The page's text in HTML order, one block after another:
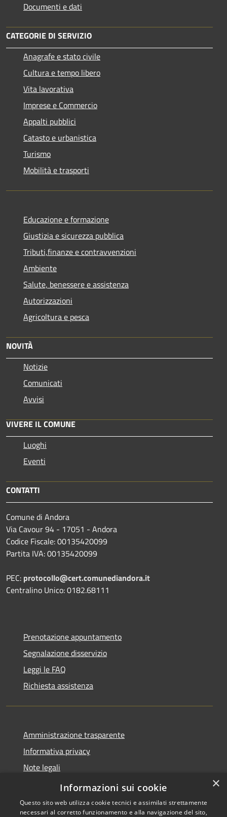
Documenti e dati
CATEGORIE DI SERVIZIO
Anagrafe e stato civile
Cultura e tempo libero
Vita lavorativa
Imprese e Commercio
Appalti pubblici
Catasto e urbanistica
Turismo
Mobilità e trasporti
Educazione e formazione
Giustizia e sicurezza pubblica
Tributi,finanze e contravvenzioni
Ambiente
Salute, benessere e assistenza
Autorizzazioni
Agricoltura e pesca
NOVITÀ
Notizie
Comunicati
Avvisi
VIVERE IL COMUNE
Luoghi
Eventi
CONTATTI
Comune di Andora
Via Cavour 94 - 17051 - Andora
Codice Fiscale: 00135420099
Partita IVA: 00135420099
PEC: protocollo@cert.comunediandora.it
Centralino Unico: 0182.68111
Prenotazione appuntamento
Segnalazione disservizio
Leggi le FAQ
Richiesta assistenza
Amministrazione trasparente
Informativa privacy
Note legali
Dichiarazione di accessibilità
×
Informazioni sui cookie
Questo sito web utilizza cookie tecnici e assimilati strettamente
necessari al corretto funzionamento e alla navigazione del sito,